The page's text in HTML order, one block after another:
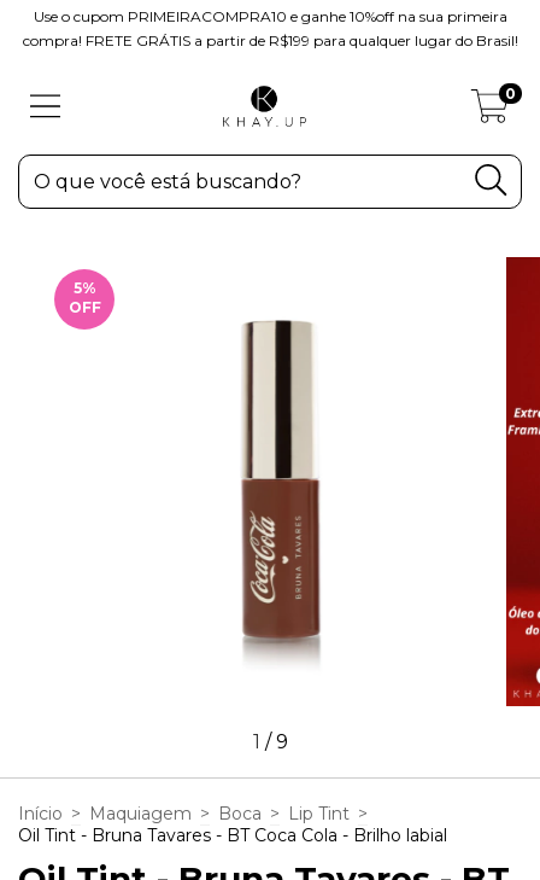
Use o cupom PRIMEIRACOMPRA10 e ganhe 10%off na sua primeira
compra! FRETE GRÁTIS a partir de R$199 para qualquer lugar do Brasil!
0
5%
OFF
1 /9
Início > Maquiagem > Boca > Lip Tint >
Oil Tint - Bruna Tavares - BT Coca Cola - Brilho labial